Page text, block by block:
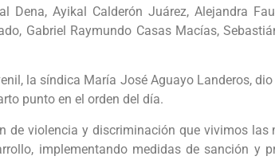
Dena, Ayikal Calderón Juárez, Alejandra
Gabriel Raymundo Casas Macías,
la síndica María José Aguayo Landeros,
punto en el orden del día.
de violencia y discriminación que vivimos las
implementando medidas de sanción y